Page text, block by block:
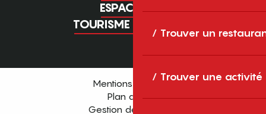
Trouver un
Trouver une activité
ESPACE PRO
TOURISME D'AFFAIRES
Mentions légales
Plan du site
Gestion des cookies